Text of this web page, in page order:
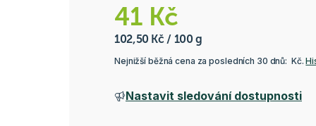
41 Kč
102,50 Kč / 100 g
Nejnižší běžná cena za posledních 30 dnů: Kč.
Nastavit sledování dostupnosti